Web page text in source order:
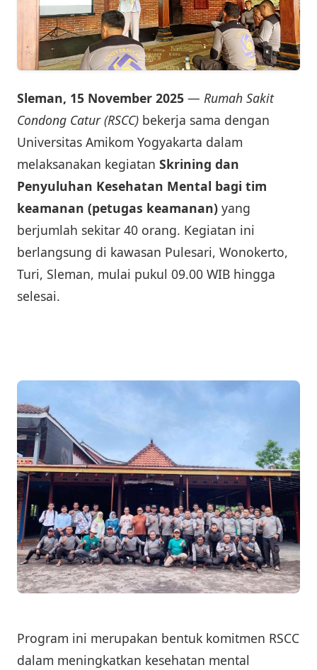
Sleman, 15 November 2025 — Rumah Sakit
Condong Catur (RSCC) bekerja sama dengan
Universitas Amikom Yogyakarta dalam
melaksanakan kegiatan Skrining dan
Penyuluhan Kesehatan Mental bagi tim
keamanan (petugas keamanan) yang
berjumlah sekitar 40 orang. Kegiatan ini
berlangsung di kawasan Pulesari, Wonokerto,
Turi, Sleman, mulai pukul 09.00 WIB hingga
selesai.
Program ini merupakan bentuk komitmen RSCC
dalam meningkatkan kesehatan mental